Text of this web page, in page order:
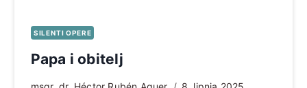
SILENTI OPERE
Papa i obitelj